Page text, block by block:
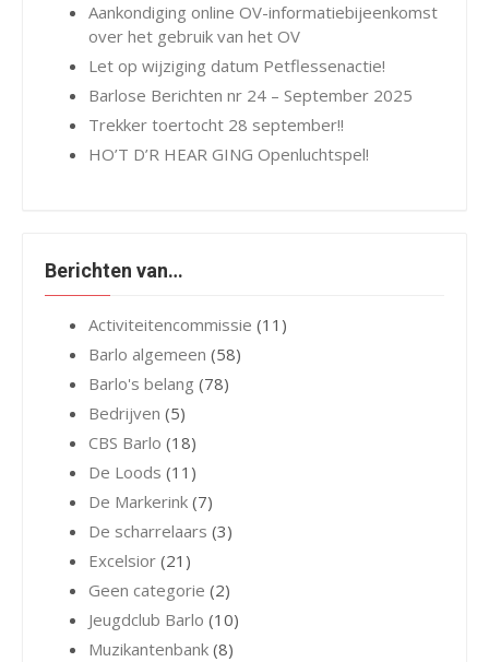
Aankondiging online OV-informatiebijeenkomst
over het gebruik van het OV
Let op wijziging datum Petflessenactie!
Barlose Berichten nr 24 – September 2025
Trekker toertocht 28 september!!
HO’T D’R HEAR GING Openluchtspel!
Berichten van…
Activiteitencommissie (11)
Barlo algemeen (58)
Barlo's belang (78)
Bedrijven (5)
CBS Barlo (18)
De Loods (11)
De Markerink (7)
De scharrelaars (3)
Excelsior (21)
Geen categorie (2)
Jeugdclub Barlo (10)
Muzikantenbank (8)